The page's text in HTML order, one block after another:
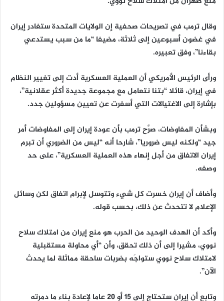
وقال ترمب في تصريحات صحفية إن الولايات المتحدة ستغادر إيران
في غضون أسبوعين إلى ثلاثة، مضيفا “ما من سبب يستدعي
بقاءنا”، وفق تعبيره.
ورأى الرئيس الأمريكي أن العملية العسكرية أدت إلى تغيير النظام
في إيران، قائلا “بتنا نتعامل مع مجموعة جديدة أكثر عقلانية”،
بإشارة إلى الاغتيالات التي أسفرت عن تعيين مسؤولين جدد.
وبشأن المفاوضات، صرَّح ترمب بأن عودة إيران إلى المفاوضات أمر
جيد “ولكنه ليس ضروريا”، شارحا أنه “ليس من الضروري أن تبرم
إيران الاتفاق من أجل إنهاء هذه العملية العسكرية”، على حد
وصفه.
وأضاف أن إيران خسرت كل شيء وتتوسل لإبرام اتفاق لكن وسائل
الإعلام لا تتحدث عن ذلك، بحسب قوله.
وأكد أن الهدف الوحيد من الحرب هو منع إيران من امتلاك سلاح
نووي، مشيرا إلى أن ذلك تحقق، وأن “أي محاولة مستقبلية
لامتلاك سلاح نووي ستواجَه بضربات ساحقة مماثلة لما يحدث
الآن”.
وتابع أن إيران ستحتاج إلى 15 أو 20 عاما لإعادة بناء ما دمرته